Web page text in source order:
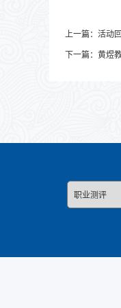
上一篇： 活动
下一篇： 黄煜